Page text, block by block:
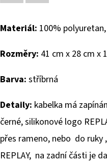
Materiál: 100%
Rozměry: 41 cm x 28 cm x
Barva: stříbrná
Detaily: kabelka má
černé, silikonové logo
přes rameno, nebo do ruky ,
REPLAY, na zadní části je